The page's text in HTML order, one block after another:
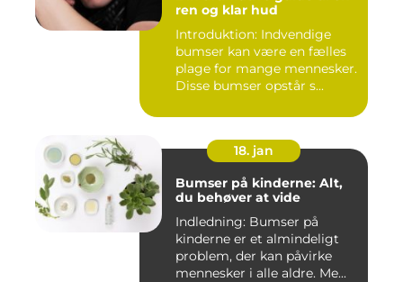
ren og klar hud
Introduktion: Indvendige
bumser kan være en fælles
plage for mange mennesker.
Disse bumser opstår s...
18. jan
Bumser på kinderne: Alt,
du behøver at vide
Indledning: Bumser på
kinderne er et almindeligt
problem, der kan påvirke
mennesker i alle aldre. Me...